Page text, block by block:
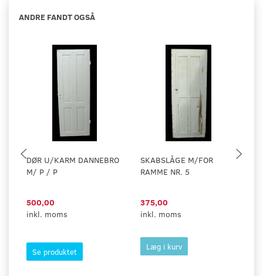
ANDRE FANDT OGSÅ
DØR U/KARM DANNEBRO
M/ P / P
500,00
inkl. moms
Se produktet
SKABSLÅGE M/FOR
RAMME NR. 5
375,00
inkl. moms
Læg i kurv